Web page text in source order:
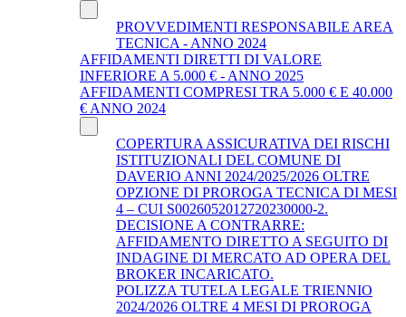
PROVVEDIMENTI RESPONSABILE AREA
TECNICA - ANNO 2024
AFFIDAMENTI DIRETTI DI VALORE
INFERIORE A 5.000 € - ANNO 2025
AFFIDAMENTI COMPRESI TRA 5.000 € E 40.000
€ ANNO 2024
COPERTURA ASSICURATIVA DEI RISCHI
ISTITUZIONALI DEL COMUNE DI
DAVERIO ANNI 2024/2025/2026 OLTRE
OPZIONE DI PROROGA TECNICA DI MESI
4 – CUI S0026052012720230000-2.
DECISIONE A CONTRARRE:
AFFIDAMENTO DIRETTO A SEGUITO DI
INDAGINE DI MERCATO AD OPERA DEL
BROKER INCARICATO.
POLIZZA TUTELA LEGALE TRIENNIO
2024/2026 OLTRE 4 MESI DI PROROGA